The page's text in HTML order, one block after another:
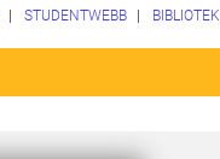
STUDENTWEBB BIBLIOTEK